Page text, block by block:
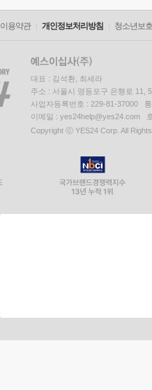
이용약관 개인정보처리방침 청소년보
대표 : 김석환, 최세라
주소 : 서울시 영등포구 은행로 11,
사업자등록번호 : 229-81-37000
이메일 : yes24help@yes24.com
Copyright ⓒ YES24 Corp. All